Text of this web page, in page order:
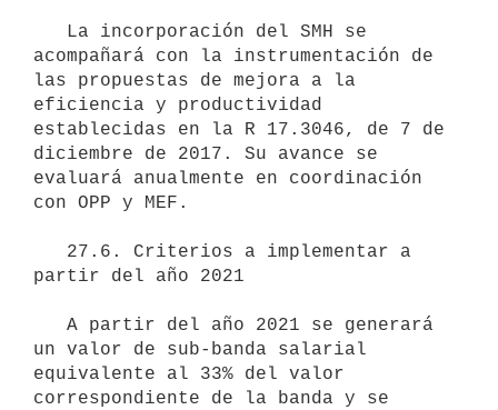
acompañará con la instrumentación de
las propuestas de mejora a la
eficiencia y productividad
establecidas en la R 17.3046, de 7 de
diciembre de 2017. Su avance se
evaluará anualmente en coordinación
con OPP y MEF.
partir del año 2021
un valor de sub-banda salarial
equivalente al 33% del valor
correspondiente de la banda y se